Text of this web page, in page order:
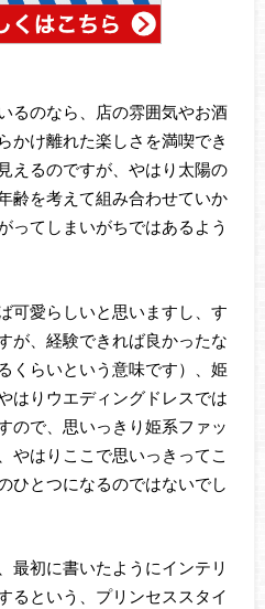
るのなら、店の雰囲気やお酒
かけ離れた楽しさを満喫でき
えるのですが、やはり太陽の
齢を考えて組み合わせていか
ってしまいがちではあるよう
可愛らしいと思いますし、す
が、経験できれば良かったな
くらいという意味です）、姫
はりウエディングドレスでは
ので、思いっきり姫系ファッ
やはりここで思いっきってこ
ひとつになるのではないでし
最初に書いたようにインテリ
るという、プリンセススタイ